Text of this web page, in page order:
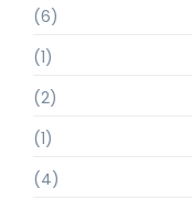
(6)
(1)
(2)
(1)
(4)